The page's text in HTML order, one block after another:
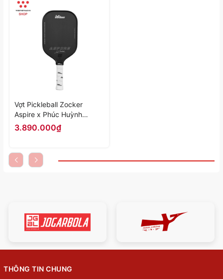
Vợt Pickleball Zocker
Aspire x Phúc Huỳnh
"Black" ZAxPH-05 - Hàng
3.890.000₫
THÔNG TIN CHUNG